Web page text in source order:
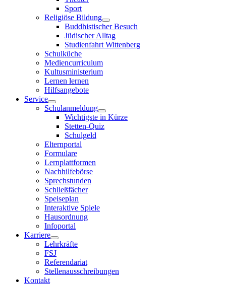
Sport
Religiöse Bildung
Buddhistischer Besuch
Jüdischer Alltag
Studienfahrt Wittenberg
Schulküche
Mediencurriculum
Kultusministerium
Lernen lernen
Hilfsangebote
Service
Schulanmeldung
Wichtigste in Kürze
Stetten-Quiz
Schulgeld
Elternportal
Formulare
Lernplattformen
Nachhilfebörse
Sprechstunden
Schließfächer
Speiseplan
Interaktive Spiele
Hausordnung
Infoportal
Karriere
Lehrkräfte
FSJ
Referendariat
Stellenausschreibungen
Kontakt